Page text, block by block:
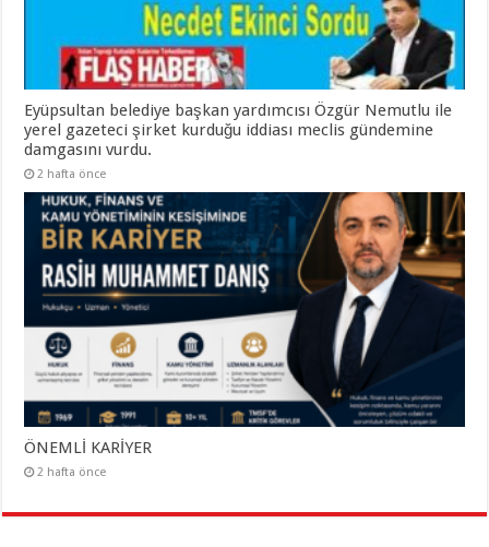
Eyüpsultan belediye başkan yardımcısı Özgür Nemutlu ile
yerel gazeteci şirket kurduğu iddiası meclis gündemine
damgasını vurdu.
2 hafta önce
ÖNEMLİ KARİYER
2 hafta önce